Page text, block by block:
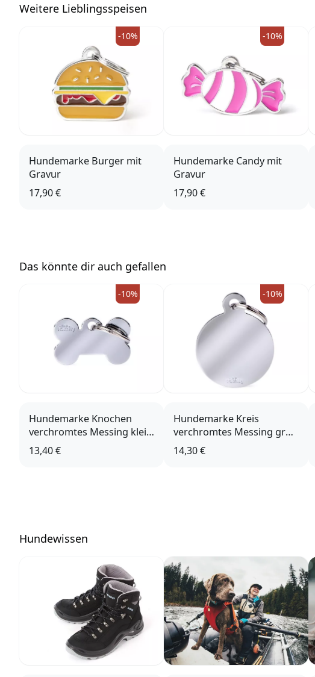
Weitere Lieblingsspeisen
-10%
Hundemarke Burger mit
Gravur
17,90 €
-10%
Hundemarke Candy mit
Gravur
17,90 €
Das könnte dir auch gefallen
-10%
Hundemarke Knochen
verchromtes Messing klein
mit Gravur
13,40 €
-10%
Hundemarke Kreis
verchromtes Messing groß
mit Gravur
14,30 €
Hundewissen